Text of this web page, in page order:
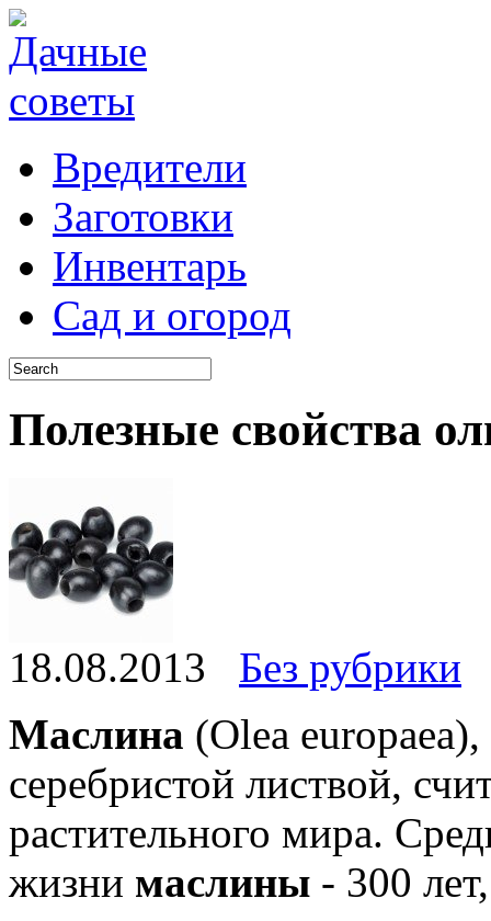
Вредители
Заготовки
Инвентарь
Сад и огород
Полезные свойства
18.08.2013
Без рубрики
Маслина (Olea
серебристой листвой,
растительного мира.
жизни маслины - 300